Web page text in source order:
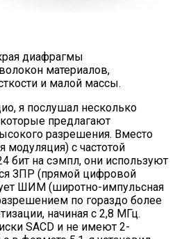
диафрагмы
материалов,
и малой массы.
я послушал несколько
предлагают
разрешения. Вместо
с частотой
бит на сэмпл, они используют
ЗПР (прямой цифровой
ШИМ (широтно-импульсная
по гораздо более
начиная с 2,8 МГц.
SACD и не имеют 2-